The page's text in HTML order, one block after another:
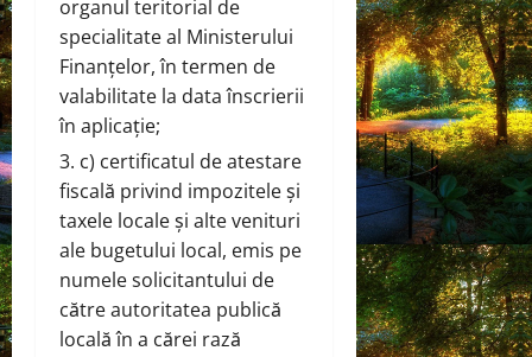
organul teritorial de
specialitate al Ministerului
Finanțelor, în termen de
valabilitate la data înscrierii
în aplicație;
c) certificatul de atestare
fiscală privind impozitele și
taxele locale și alte venituri
ale bugetului local, emis pe
numele solicitantului de
către autoritatea publică
locală în a cărei rază